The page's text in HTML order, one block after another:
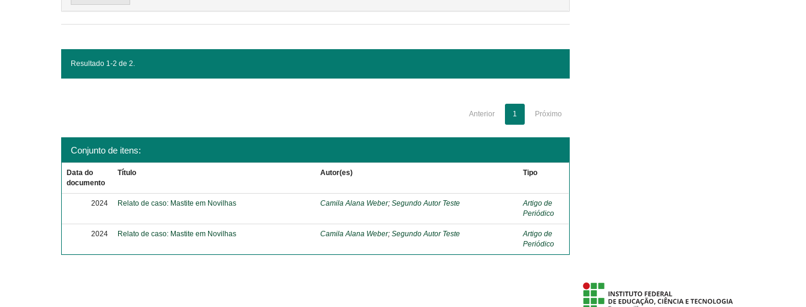
Resultado 1-2 de 2.
Anterior 1 Próximo
Conjunto de itens:
Data do
documento
Título Autor(es) Tipo
2024 Relato de caso: Mastite em Novilhas Camila Alana Weber;Segundo Autor Teste
Artigo de
Periódico
2024 Relato de caso: Mastite em Novilhas Camila Alana Weber;Segundo Autor Teste
Artigo de
Periódico